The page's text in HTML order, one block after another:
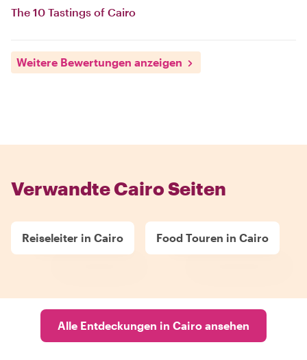
The 10 Tastings of Cairo
Weitere Bewertungen anzeigen
Verwandte Cairo Seiten
Reiseleiter in Cairo Food Touren in Cairo
Alle Entdeckungen in Cairo ansehen